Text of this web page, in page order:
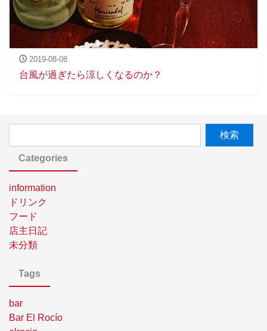
2019-08-08
台風が過ぎたら涼しくなるのか？
Categories
information
ドリンク
フード
店主日記
未分類
Tags
bar
Bar El Rocío